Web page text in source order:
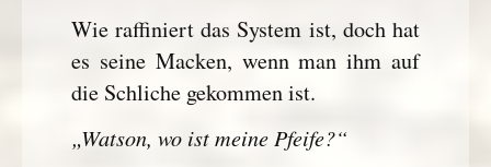
Wie raffiniert das System ist, doch hat
es seine Macken, wenn man ihm auf
die Schliche gekommen ist.
„Watson, wo ist meine Pfeife?“